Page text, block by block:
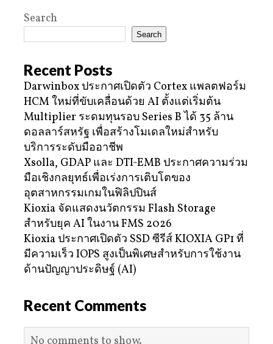
Search
Search
Recent Posts
Darwinbox ประกาศเปิดตัว Cortex แพลตฟอร์ม
HCM ใหม่ที่ขับเคลื่อนด้วย AI ตั้งแต่เริ่มต้น
Multiplier ระดมทุนรอบ Series B ได้ 35 ล้าน
ดอลลาร์สหรัฐ เพื่อสร้างโมเดลใหม่สำหรับ
บริการระดับมืออาชีพ
Xsolla, GDAP และ DTI-EMB ประกาศความร่วม
มือเชิงกลยุทธ์เพื่อเร่งการเติบโตของ
อุตสาหกรรมเกมในฟิลิปปินส์
Kioxia จัดแสดงนวัตกรรม Flash Storage
สำหรับยุค AI ในงาน FMS 2026
Kioxia ประกาศเปิดตัว SSD ซีรีส์ KIOXIA GP1 ที่
มีความเร็ว IOPS สูงเป็นพิเศษสำหรับการใช้งาน
ด้านปัญญาประดิษฐ์ (AI)
Recent Comments